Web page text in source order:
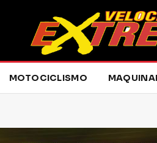
MOTOCICLISMO